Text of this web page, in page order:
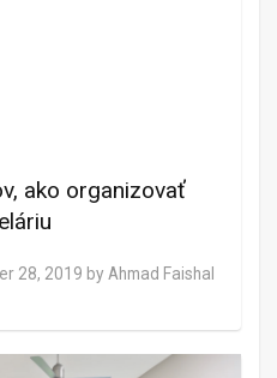
ako organizovať
28, 2019 by Ahmad Faishal